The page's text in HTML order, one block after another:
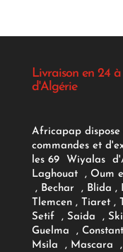
Livraison en 24 à
d'Algérie
Africapap
commandes et
les 69 Wiyalas
Laghouat , Oum
, Bechar , Blida ,
Tlemcen , Tiaret
Setif , Saida ,
Guelma ,
Msila , Mascara